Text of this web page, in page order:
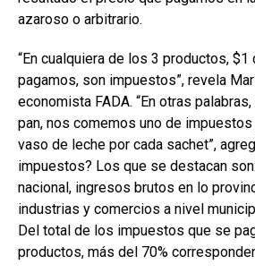
azaroso o arbitrario.
“En cualquiera de los 3 productos, $1
pagamos, son impuestos”, revela
economista FADA. “En otras
pan, nos comemos uno de
vaso de leche por cada sachet”,
impuestos? Los que se destacan
nacional, ingresos brutos en lo
industrias y comercios a nivel
Del total de los impuestos que se
productos, más del 70%